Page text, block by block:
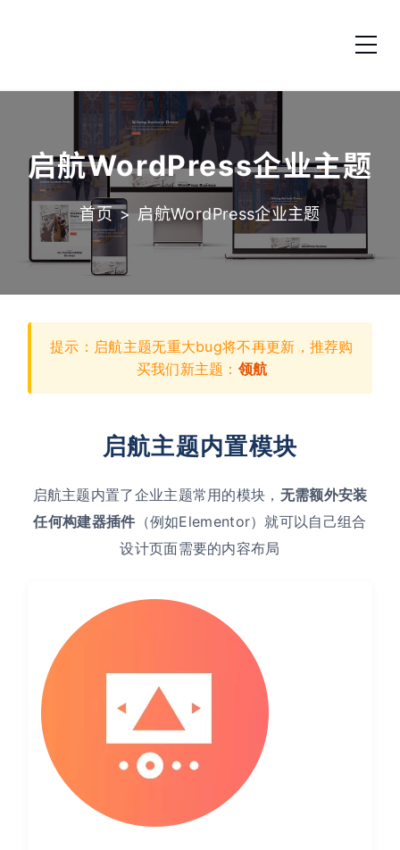
启航WordPress企业主题
首页 > 启航WordPress企业主题
提示：启航主题无重大bug将不再更新，推荐购
买我们新主题： 领航
启航主题内置模块
启航主题内置了企业主题常用的模块， 无需额外安装
任何构建器插件 （例如Elementor）就可以自己组合
设计页面需要的内容布局